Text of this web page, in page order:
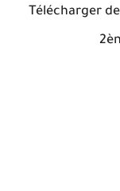
Télécharger